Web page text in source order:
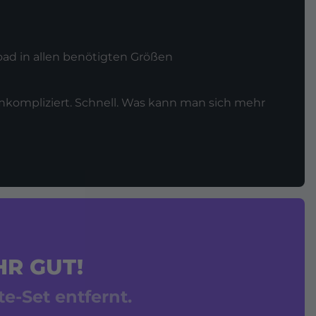
in allen benötigten Größen
Schnell. Was kann man sich mehr
GUT!
Set entfernt.